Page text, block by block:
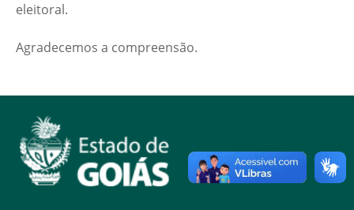
eleitoral.
Agradecemos a compreensão.